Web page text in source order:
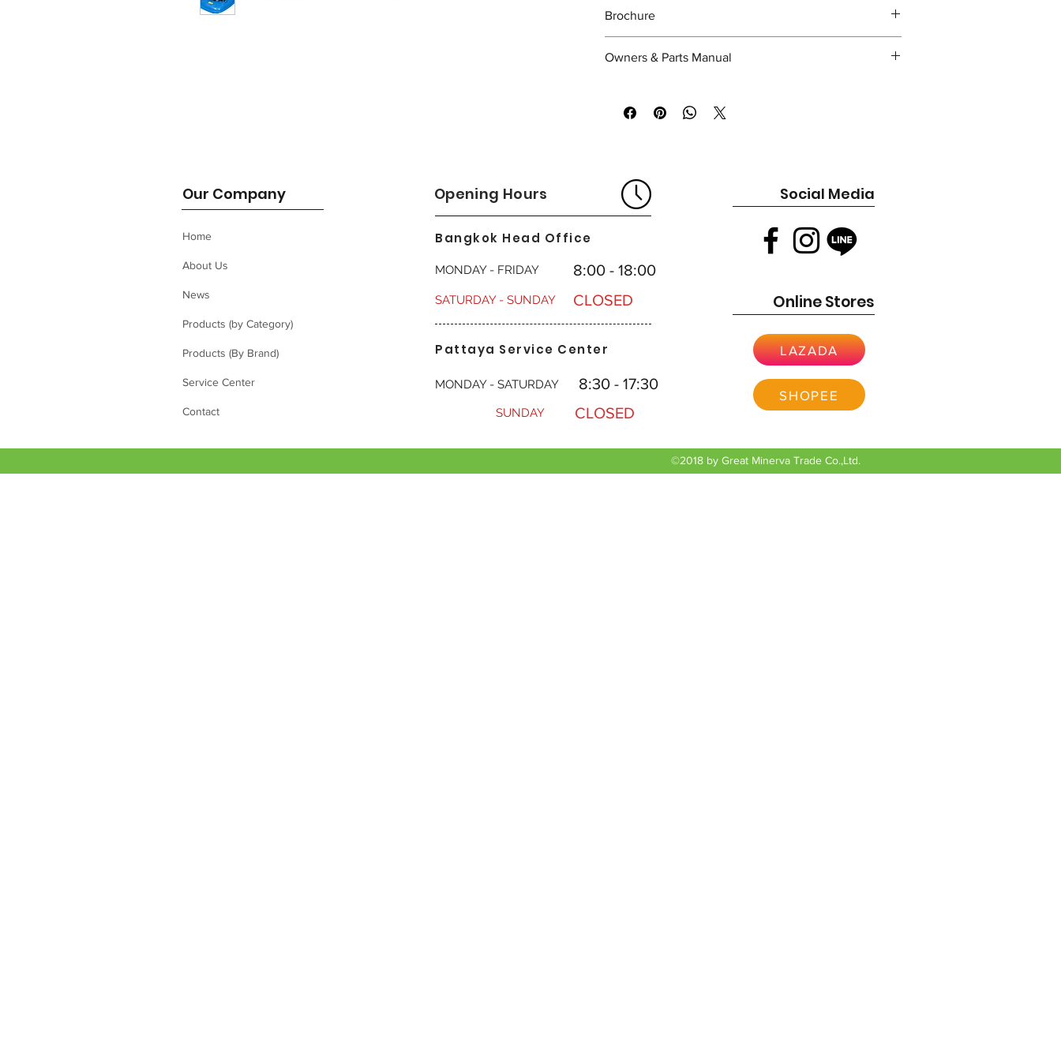
14" Impeller for increased lift
แรงยึดจับแบบแรงดันบวกช่วยให้ OPC ถูกล็อกอยู่กับที่
ด้ามจับยาว 53 นิ้ว ช่วยให้เอื้อมถึงได้ไกลที่สุด
ด้ามจับทำจากเหล็กหนาพิเศษ
ฐานยึดด้ามจับที่หนาเป็นพิเศษถูกติดตั้งในตำแหน่งที่ต่ำและ
กว้างเพื่อให้มีความเสถียรมากขึ้น
ใบพัดขนาด 14 นิ้ว เพื่อเพิ่มแรงยก
cutting power.
Those part numbers have not changed so ordering
From 2 ½ inches to 3 ¾ inches with high lift kit.
Brochure
NcDD5IVyq/view?usp=sharing
Owners & Parts Manual
Our Company Opening Hours Social Media
Home
About Us
News
Products (by Category)
Products (By Brand)
Service Center
Contact
Bangkok Head Office
MONDAY - FRIDAY 8:00 - 18:00
SATURDAY - SUNDAY CLOSED Online Stores
Pattaya Service Center
MONDAY - SATURDAY
SUNDAY
8:30 - 17:30
CLOSED
LAZADA
SHOPEE
©2018 by Great Minerva Trade Co.,Ltd.